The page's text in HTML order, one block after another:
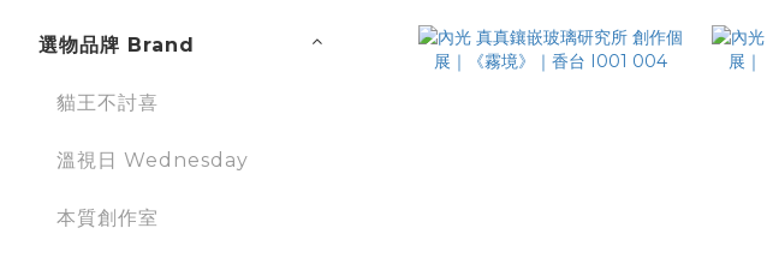
選物品牌 Brand
貓王不討喜
溫視日 Wednesday
本質創作室